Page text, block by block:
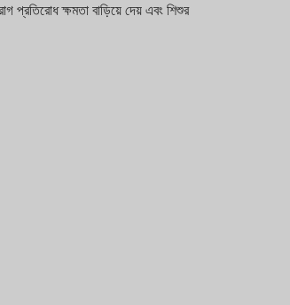
প্রতিরোধ ক্ষমতা বাড়িয়ে দেয় এবং শিশুর